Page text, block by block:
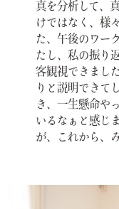
真を分析して、
けではなく、様
た、午後のワー
たし、私の振り
客観視できまし
りと説明できて
き、一生懸命や
いるなぁと感じ
が、これから、